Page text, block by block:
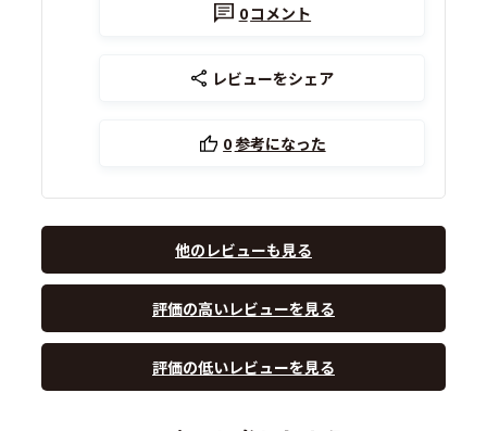
0コメント
レビューをシェア
0参考になった
他のレビューも見る
評価の高いレビューを見る
評価の低いレビューを見る